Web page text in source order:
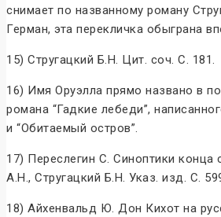
снимает по названному роману
Герман, эта перекличка обыграна
15) Стругацкий Б.Н. Цит. соч. С. 181.
16) Имя Оруэлла прямо названо в
романа “Гадкие лебеди”,
и “Обитаемый остров”.
17) Переслегин С. Синоптики конца
А.Н., Стругацкий Б.Н. Указ. изд. С.
18) Айхенвальд Ю. Дон Кихот на